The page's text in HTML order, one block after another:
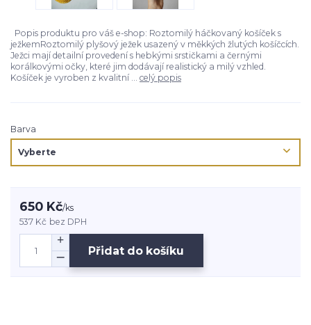
Popis produktu pro váš e-shop: Roztomilý háčkovaný košíček s
ježkemRoztomilý plyšový ježek usazený v měkkých žlutých košíčcích.
Ježci mají detailní provedení s hebkými srstičkami a černými
korálkovými očky, které jim dodávají realistický a milý vzhled.
Košíček je vyroben z kvalitní ... celý popis
Barva
650 Kč/ks
537 Kč bez DPH
Přidat do košíku